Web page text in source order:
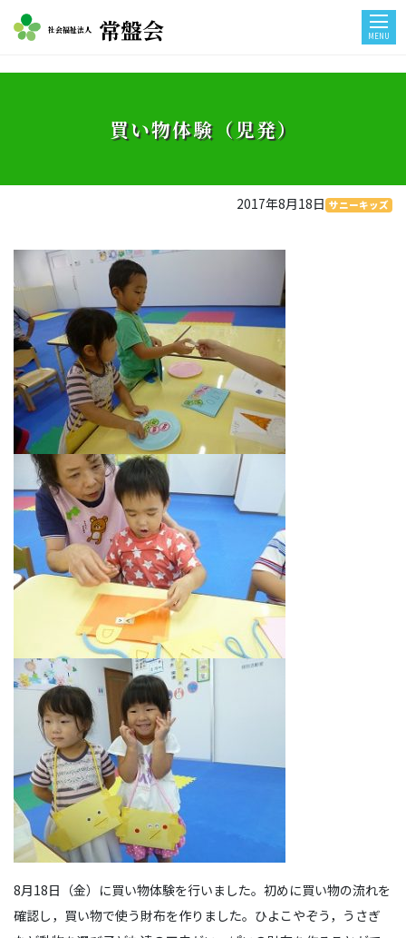
社会福祉法人 常盤会 MENU
買い物体験（児発）
2017年8月18日 サニーキッズ
8月18日（金）に買い物体験を行いました。初めに買い物の流れを
確認し，買い物で使う財布を作りました。ひよこやぞう，うさぎ